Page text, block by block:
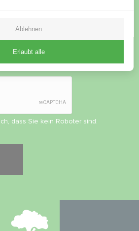
dass Sie kein Roboter sind.
Ablehnen
Erlaubt alle